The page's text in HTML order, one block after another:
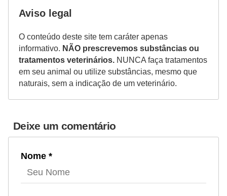
Aviso legal
O conteúdo deste site tem caráter apenas
informativo. NÃO prescrevemos substâncias ou
tratamentos veterinários. NUNCA faça tratamentos
em seu animal ou utilize substâncias, mesmo que
naturais, sem a indicação de um veterinário.
Deixe um comentário
Nome *